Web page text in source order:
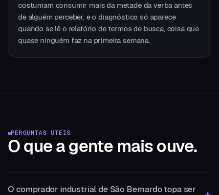
costumam consumir mais da metade da verba antes
de alguém perceber, e o diagnóstico só aparece
quando se lê o relatório de termos de busca, coisa que
quase ninguém faz na primeira semana.
PERGUNTAS ÚTEIS
O que a gente mais ouve.
O comprador industrial de São Bernardo topa ser